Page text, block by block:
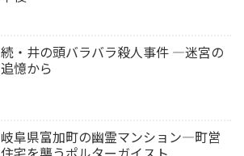
続・井の頭バラバラ殺人事件 ―迷宮の
追憶から
岐阜県富加町の幽霊マンション―町営